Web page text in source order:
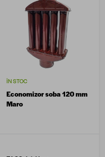
ÎN STOC
Economizor soba 120 mm
Maro